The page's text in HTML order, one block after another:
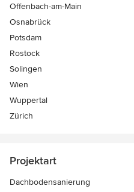
Offenbach-am-Main
Osnabrück
Potsdam
Rostock
Solingen
Wien
Wuppertal
Zürich
Projektart
Dachbodensanierung